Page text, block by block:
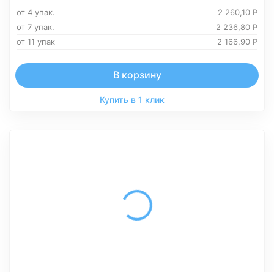
от 4 упак. 2 260,10 Р
от 7 упак.
2 236,80 Р
от 11 упак
2 166,90 Р
В корзину
Купить в 1 клик